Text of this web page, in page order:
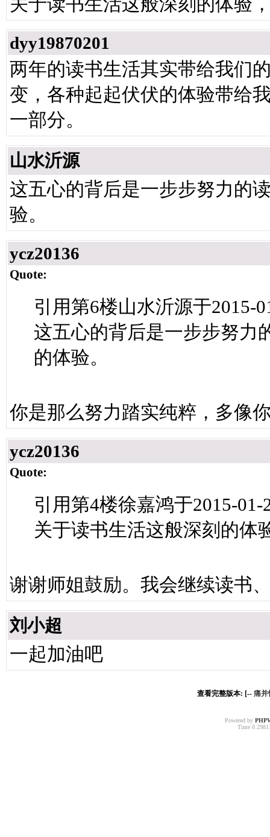
dyy19870201
两年的读书生活其实带给我们
变，各种起起伏伏的体验带给
一部分。
山水沂源
这五心的背后是一步步努力的
验。
ycz20136
Quote:
引用第6楼山水沂源于2015-
这五心的背后是一步步努力
的体验。
你是那么努力踏实纯粹，多像
ycz20136
Quote:
引用第4楼徐嘉鸿于2015-
关于读书生活这般深刻的体
谢谢师姐鼓励。我会继续读书
刘小超
一起加油吧
查看完整版本: [-- 痛
Powered by
Time